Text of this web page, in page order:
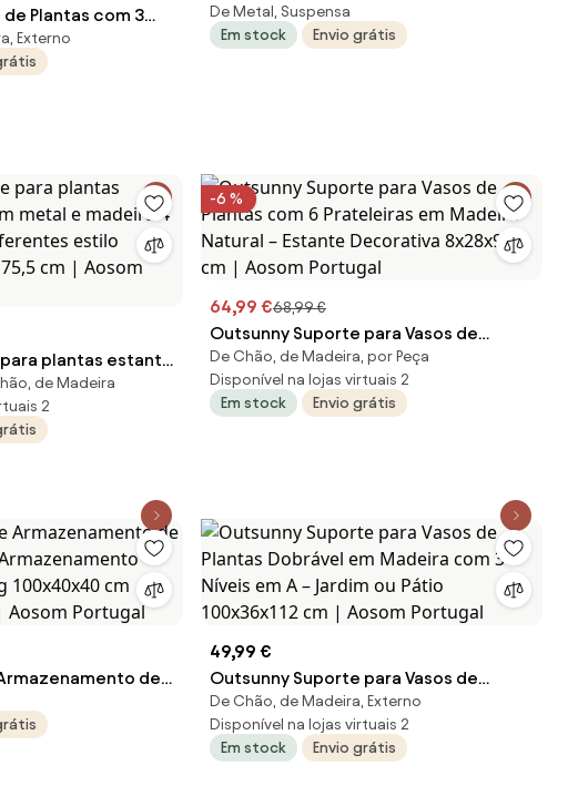
Plantas com 3
Fixação Escada de
80x36x174
Externo
Vinho 10 Níveis para 10 Garrafas Preto |
Aosom Portugal
De Metal, Suspensa
Em stock
Envio grátis
plantas estante
madeira 4 níveis
estilo industrial
Portugal
de Madeira
2
-6 %
64,99 €68,99 €
Outsunny Suporte para Vasos de
Plantas com 6 Prateleiras em Madeira
Natural – Estante Decorativa
8x28x96,5 cm | Aosom Portugal
De Chão, de Madeira, por Peça
Disponível na lojas virtuais 2
Em stock
Envio grátis
de
100x40x40 cm
49,99 €
Outsunny Suporte para Vasos de
Plantas Dobrável em Madeira com 3
Níveis em A – Jardim ou Pátio
100x36x112 cm | Aosom Portugal
De Chão, de Madeira, Externo
Disponível na lojas virtuais 2
Em stock
Envio grátis